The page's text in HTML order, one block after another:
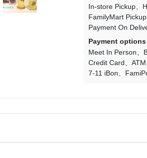
In-store Pickup
FamilyMart Pickup
Payment On
Payment options
Meet In Person
Credit Card
7-11 iBon